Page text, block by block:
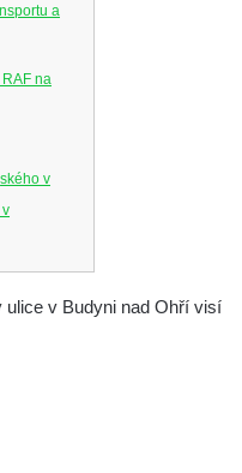
a
na
v
v
ulice v Budyni nad Ohří visí